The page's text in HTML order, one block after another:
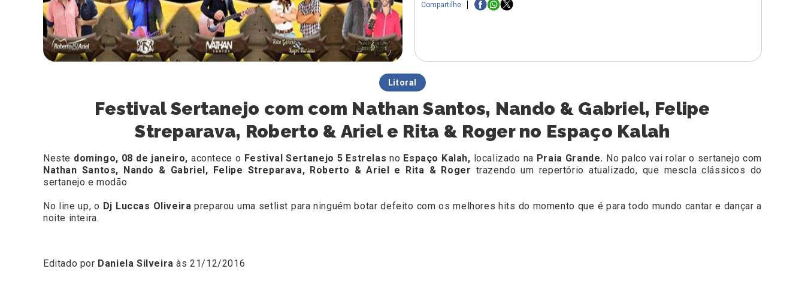
Compartilhe
Litoral
Festival Sertanejo com com Nathan Santos, Nando & Gabriel, Felipe
Streparava, Roberto & Ariel e Rita & Roger no Espaço Kalah
Neste domingo, 08 de janeiro, acontece o Festival Sertanejo 5 Estrelas no Espaço Kalah, localizado na Praia Grande. No palco vai rolaro sertanejo com
Nathan Santos, Nando & Gabriel, Felipe Streparava, Roberto & Ariel e Rita & Roger trazendo um repertório atualizado, que mescla clássicos do
sertanejo e modão
No line up, o Dj Luccas Oliveira preparou uma setlist para ninguém botar defeito com os melhores hits do momento que é para todo mundo cantar e dançar a
noite inteira.
Editado por Daniela Silveira às 21/12/2016